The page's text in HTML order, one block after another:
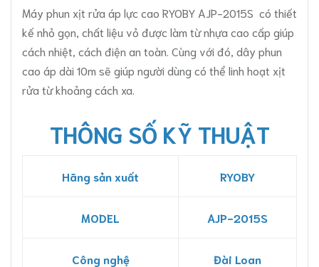
Máy phun xịt rửa áp lực cao RYOBY AJP-2015S có thiết
kế nhỏ gọn, chất liệu vỏ được làm từ nhựa cao cấp giúp
cách nhiệt, cách điện an toàn. Cùng với đó, dây phun
cao áp dài 10m sẽ giúp người dùng có thể linh hoạt xịt
rửa từ khoảng cách xa.
THÔNG SỐ KỸ THUẬT
Hãng sản xuất RYOBY
MODEL AJP-2015S
Công nghệ Đài Loan